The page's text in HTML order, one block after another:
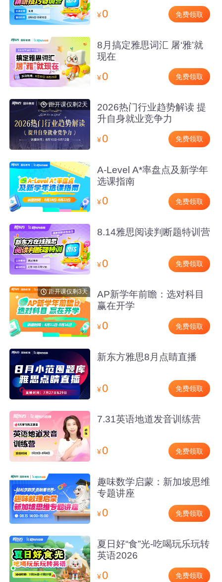
¥0 免费领取
8月搞定雅思词汇 屠‘雅’就
现在
¥0 免费领取
距开课仅剩2天
2026热门行业趋势解读 提
升自身就业竞争力
¥0 免费领取
A-Level A*率盘点及新学年
选课指南
¥0 免费领取
8.14雅思阅读判断题特训营
¥0 免费领取
距开课仅剩3天
AP新学年前瞻：选对科目
赢在开学
¥0 免费领取
新东方雅思8月点睛直播
¥0 免费领取
7.31英语地道发音训练营
¥0 免费领取
趣味数学启蒙：新加坡思维
专题讲座
¥0 免费领取
夏日好“食”光-吃喝玩乐玩转
英语2026
¥0 免费领取